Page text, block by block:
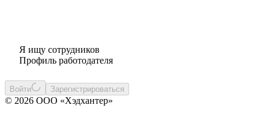
Я ищу сотрудников
Профиль работодателя
Войти Зарегистрироваться
© 2026 ООО «Хэдхантер»